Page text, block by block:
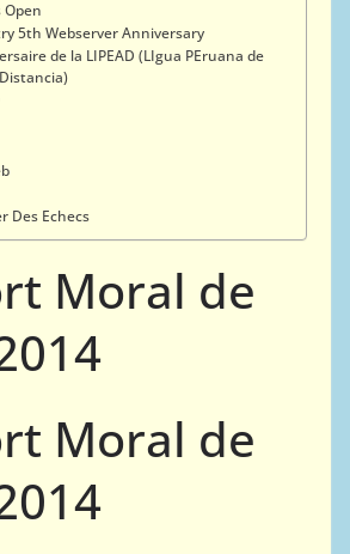
Open
5th Webserver Anniversary
de la LIPEAD (LIgua PEruana de
Des Echecs
Moral de
Moral de